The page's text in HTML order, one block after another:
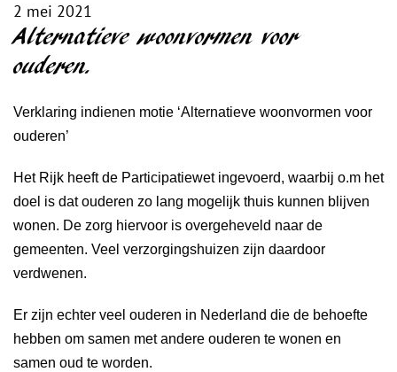
2 mei 2021
Alternatieve woonvormen voor
ouderen.
Verklaring indienen motie ‘Alternatieve woonvormen voor
ouderen’
Het Rijk heeft de Participatiewet ingevoerd, waarbij o.m het
doel is dat ouderen zo lang mogelijk thuis kunnen blijven
wonen. De zorg hiervoor is overgeheveld naar de
gemeenten. Veel verzorgingshuizen zijn daardoor
verdwenen.
Er zijn echter veel ouderen in Nederland die de behoefte
hebben om samen met andere ouderen te wonen en
samen oud te worden.